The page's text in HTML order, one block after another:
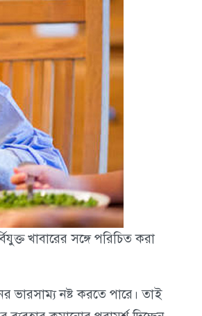
খাবারের সঙ্গে পরিচিত করা
ভারসাম্য নষ্ট করতে পারে। তাই